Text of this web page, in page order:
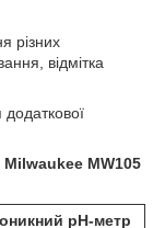
різних
відмітка
додаткової
Milwaukee MW105
рН-метр